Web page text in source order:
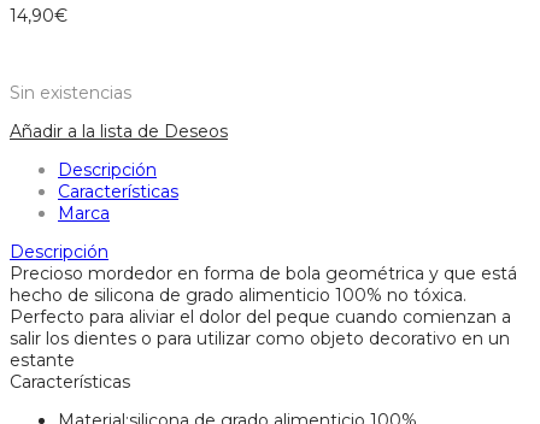
14,90€
Sin existencias
Añadir a la lista de Deseos
Descripción
Características
Marca
Descripción
Precioso mordedor en forma de bola geométrica y que está
hecho de silicona de grado alimenticio 100% no tóxica.
Perfecto para aliviar el dolor del peque cuando comienzan a
salir los dientes o para utilizar como objeto decorativo en un
estante
Características